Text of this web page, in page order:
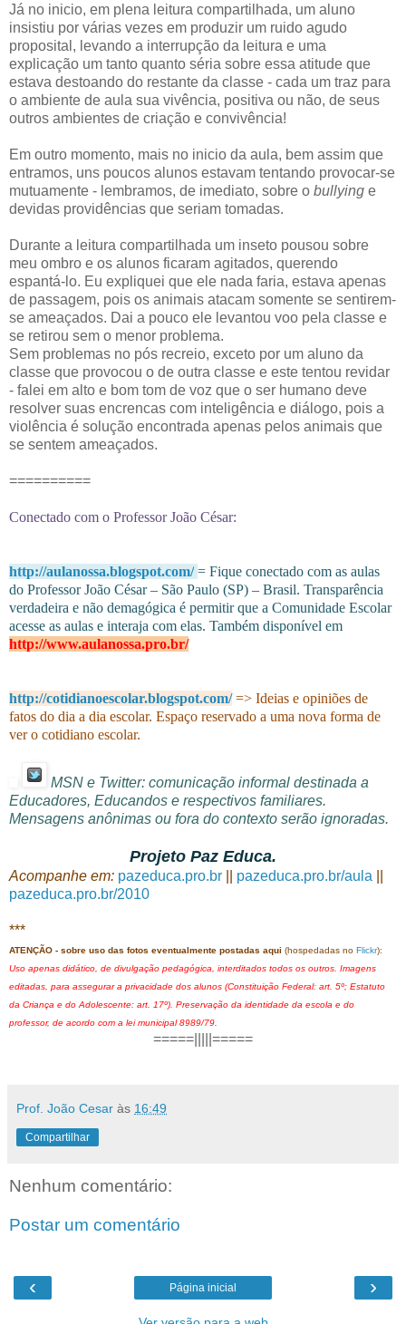
Já no inicio, em plena leitura compartilhada, um aluno
insistiu por várias vezes em produzir um ruido agudo
proposital, levando a interrupção da leitura e uma
explicação um tanto quanto séria sobre essa atitude que
estava destoando do restante da classe - cada um traz para
o ambiente de aula sua vivência, positiva ou não, de seus
outros ambientes de criação e convivência!
Em outro momento, mais no inicio da aula, bem assim que
entramos, uns poucos alunos estavam tentando provocar-se
mutuamente - lembramos, de imediato, sobre o bullying e
devidas providências que seriam tomadas.
Durante a leitura compartilhada um inseto pousou sobre
meu ombro e os alunos ficaram agitados, querendo
espantá-lo. Eu expliquei que ele nada faria, estava apenas
de passagem, pois os animais atacam somente se sentirem-
se ameaçados. Dai a pouco ele levantou voo pela classe e
se retirou sem o menor problema.
Sem problemas no pós recreio, exceto por um aluno da
classe que provocou o de outra classe e este tentou revidar
- falei em alto e bom tom de voz que o ser humano deve
resolver suas encrencas com inteligência e diálogo, pois a
violência é solução encontrada apenas pelos animais que
se sentem ameaçados.
==========
Conectado com o Professor João César:
http://aulanossa.blogspot.com/ = Fique conectado com as aulas
do Professor João César – São Paulo (SP) – Brasil. Transparência
verdadeira e não demagógica é permitir que a Comunidade Escolar
acesse as aulas e interaja com elas. Também disponível em
http://www.aulanossa.pro.br/
http://cotidianoescolar.blogspot.com/ => Ideias e opiniões de
fatos do dia a dia escolar. Espaço reservado a uma nova forma de
ver o cotidiano escolar.
MSN e Twitter: comunicação informal destinada a
Educadores, Educandos e respectivos familiares.
Mensagens anônimas ou fora do contexto serão ignoradas.
Projeto Paz Educa.
Acompanhe em: pazeduca.pro.br pazeduca.pro.br/aula
pazeduca.pro.br/2010
***
ATENÇÃO - sobre uso das fotos eventualmente postadas aqui (hospedadas no Flickr):
Uso apenas didático, de divulgação pedagógica, interditados todos os outros. Imagens
editadas, para assegurar a privacidade dos alunos (Constituição Federal: art. 5º; Estatuto
da Criança e do Adolescente: art. 17º). Preservação da identidade da escola e do
professor, de acordo com a lei municipal 8989/79.
=====|||||=====
Prof. João Cesar às 16:49
Compartilhar
Nenhum comentário:
Postar um comentário
‹ ›
Página inicial